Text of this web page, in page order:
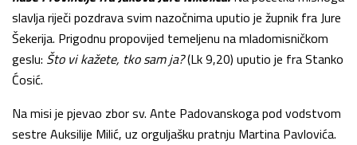
slavlja riječi pozdrava svim nazočnima uputio je župnik fra Jure
Šekerija. Prigodnu propovijed temeljenu na mladomisničkom
geslu: Što vi kažete, tko sam ja?(Lk 9,20) uputio je fra Stanko
Ćosić.
Na misi je pjevao zbor sv. Ante Padovanskoga pod vodstvom
sestre Auksilije Milić, uz orguljašku pratnju Martina Pavlovića.